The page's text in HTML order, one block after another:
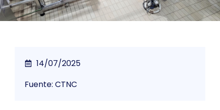
14/07/2025
Fuente: CTNC